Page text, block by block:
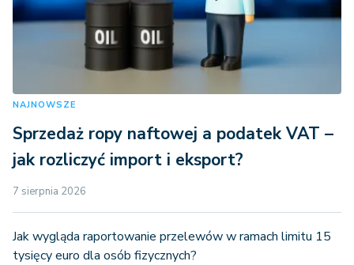
NAJNOWSZE
Sprzedaż ropy naftowej a podatek VAT –
jak rozliczyć import i eksport?
7 sierpnia 2026
Jak wygląda raportowanie przelewów w ramach limitu 15
tysięcy euro dla osób fizycznych?